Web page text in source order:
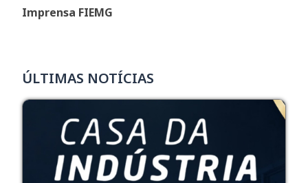
Imprensa FIEMG
ÚLTIMAS NOTÍCIAS